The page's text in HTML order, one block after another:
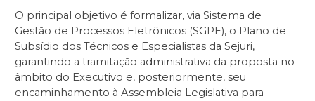
O principal objetivo é formalizar, via Sistema de
Gestão de Processos Eletrônicos (SGPE), o Plano de
Subsídio dos Técnicos e Especialistas da Sejuri,
garantindo a tramitação administrativa da proposta no
âmbito do Executivo e, posteriormente, seu
encaminhamento à Assembleia Legislativa para